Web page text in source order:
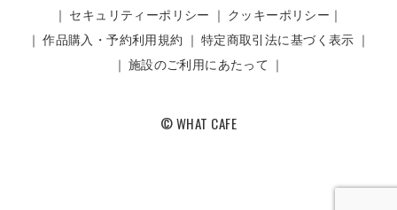
｜ セキュリティーポリシー ｜ クッキーポリシー｜
｜作品購入・予約利用規約 ｜ 特定商取引法に基づく表示 ｜
｜ 施設のご利用にあたって ｜
© WHAT CAFE